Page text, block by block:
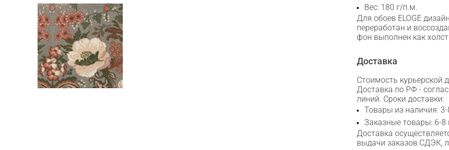
Вес: 180 г/п.м.
Для обоев ELOGE
переработан и
фон выполнен как
Доставка
Стоимость курьерской
Доставка по РФ -
линий. Сроки доставки:
Товары из наличия:
Заказные товары: 6-8
Доставка
выдачи заказов СДЭК,